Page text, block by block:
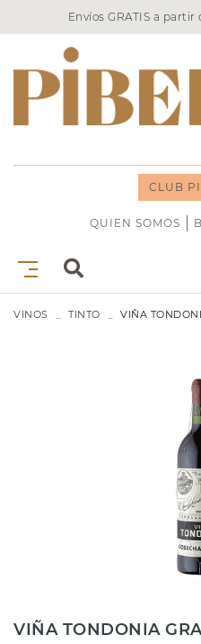
Envíos GRATIS a
CLUB
QUIEN SOMOS
VINOS TINTO VIÑA
VIÑA TONDONIA